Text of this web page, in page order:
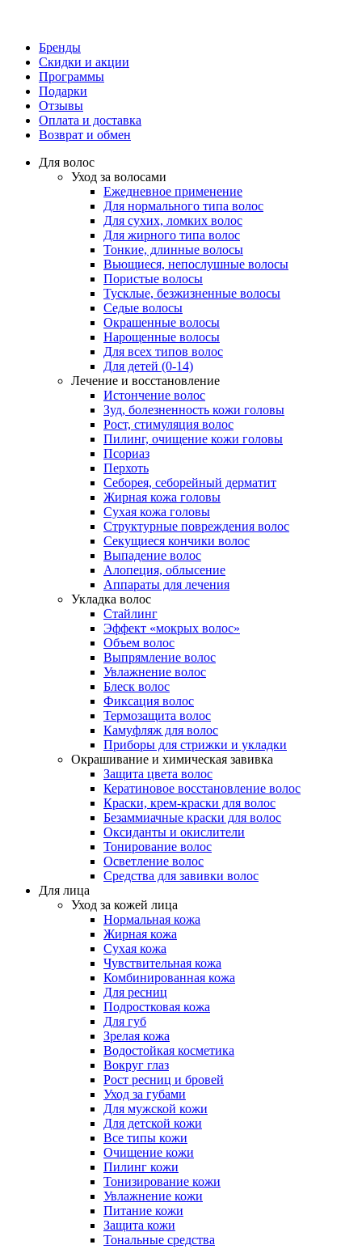
Бренды
Скидки и акции
Программы
Подарки
Отзывы
Оплата и доставка
Возврат и обмен
Для волос
Уход за волосами
Ежедневное применение
Для нормального типа волос
Для сухих, ломких волос
Для жирного типа волос
Тонкие, длинные волосы
Вьющиеся, непослушные волосы
Пористые волосы
Тусклые, безжизненные волосы
Седые волосы
Окрашенные волосы
Нарощенные волосы
Для всех типов волос
Для детей (0-14)
Лечение и восстановление
Истончение волос
Зуд, болезненность кожи головы
Рост, стимуляция волос
Пилинг, очищение кожи головы
Псориаз
Перхоть
Себорея, себорейный дерматит
Жирная кожа головы
Сухая кожа головы
Структурные повреждения волос
Секущиеся кончики волос
Выпадение волос
Алопеция, облысение
Аппараты для лечения
Укладка волос
Стайлинг
Эффект «мокрых волос»
Объем волос
Выпрямление волос
Увлажнение волос
Блеск волос
Фиксация волос
Термозащита волос
Камуфляж для волос
Приборы для стрижки и укладки
Окрашивание и химическая завивка
Защита цвета волос
Кератиновое восстановление волос
Краски, крем-краски для волос
Безаммиачные краски для волос
Оксиданты и окислители
Тонирование волос
Осветление волос
Средства для завивки волос
Для лица
Уход за кожей лица
Нормальная кожа
Жирная кожа
Сухая кожа
Чувствительная кожа
Комбинированная кожа
Для ресниц
Подростковая кожа
Для губ
Зрелая кожа
Водостойкая косметика
Вокруг глаз
Рост ресниц и бровей
Уход за губами
Для мужской кожи
Для детской кожи
Все типы кожи
Очищение кожи
Пилинг кожи
Тонизирование кожи
Увлажнение кожи
Питание кожи
Защита кожи
Тональные средства